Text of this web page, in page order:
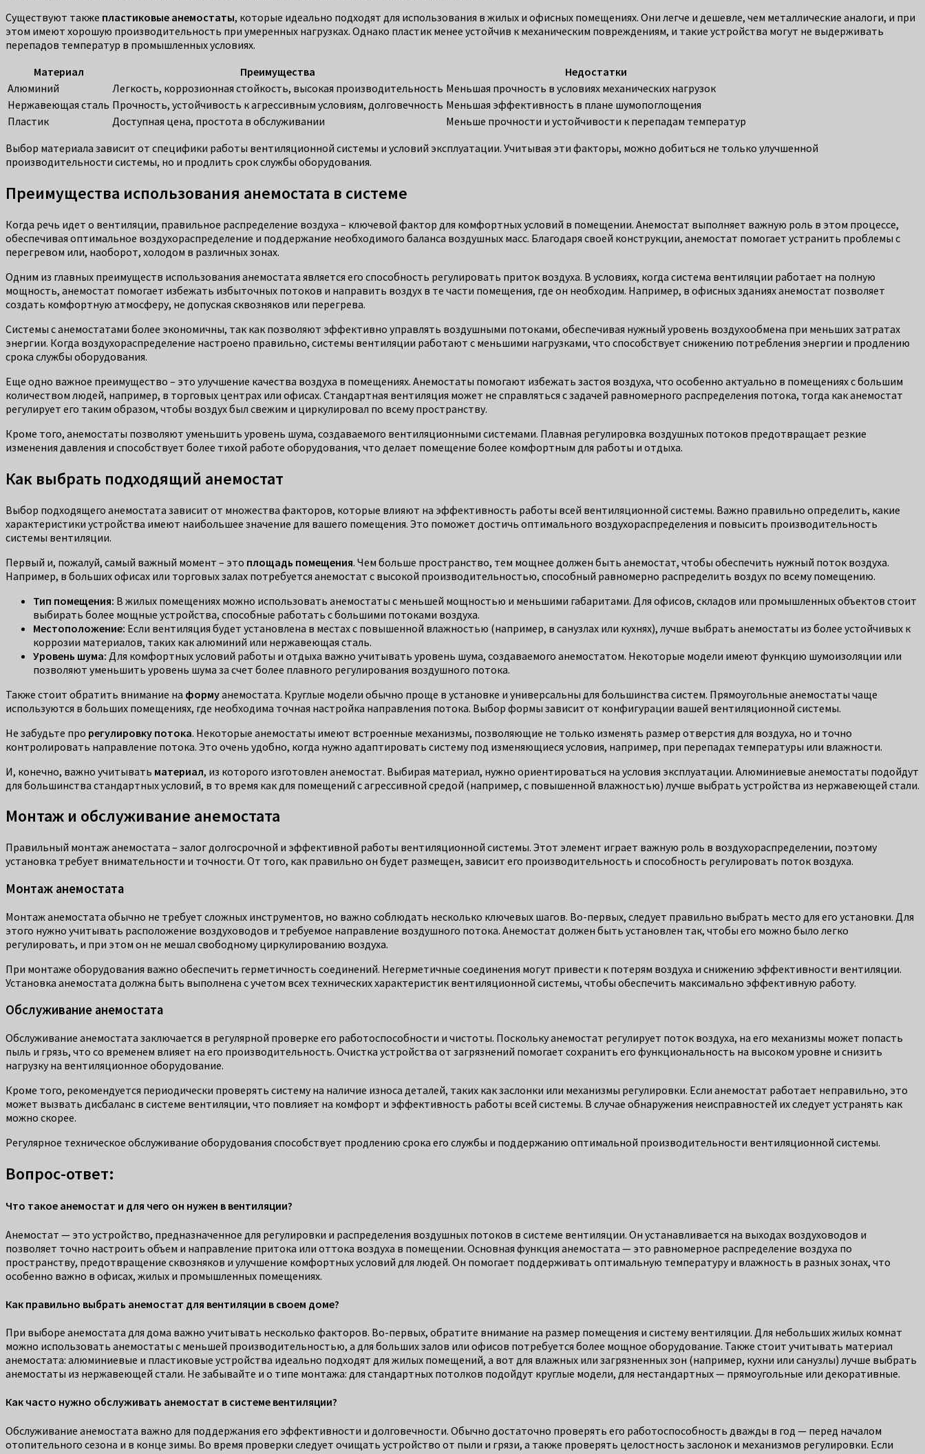
Существуют также пластиковые анемостаты, которые идеально подходят для использования в жилых и офисных помещениях. Они легче и дешевле, чем металлические аналоги, и при
этом имеют хорошую производительность при умеренных нагрузках. Однако пластик менее устойчив к механическим повреждениям, и такие устройства могут не выдерживать
перепадов температур в промышленных условиях.
Материал
Преимущества
Недостатки
Алюминий
Легкость, коррозионная стойкость, высокая производительность Меньшая прочность в условиях механических нагрузок
Нержавеющая сталь Прочность, устойчивость к агрессивным условиям, долговечность Меньшая эффективность в плане шумопоглощения
Пластик
Доступная цена, простота в обслуживании
Меньше прочности и устойчивости к перепадам температур
Выбор материала зависит от специфики работы вентиляционной системы и условий эксплуатации. Учитывая эти факторы, можно добиться не только улучшенной
производительности системы, но и продлить срок службы оборудования.
Преимущества использования анемостата в системе
Когда речь идет о вентиляции, правильное распределение воздуха – ключевой фактор для комфортных условий в помещении. Анемостат выполняет важную роль в этом процессе,
обеспечивая оптимальное воздухораспределение и поддержание необходимого баланса воздушных масс. Благодаря своей конструкции, анемостат помогает устранить проблемы с
перегревом или, наоборот, холодом в различных зонах.
Одним из главных преимуществ использования анемостата является его способность регулировать приток воздуха. В условиях, когда система вентиляции работает на полную
мощность, анемостат помогает избежать избыточных потоков и направить воздух в те части помещения, где он необходим. Например, в офисных зданиях анемостат позволяет
создать комфортную атмосферу, не допуская сквозняков или перегрева.
Системы с анемостатами более экономичны, так как позволяют эффективно управлять воздушными потоками, обеспечивая нужный уровень воздухообмена при меньших затратах
энергии. Когда воздухораспределение настроено правильно, системы вентиляции работают с меньшими нагрузками, что способствует снижению потребления энергии и продлению
срока службы оборудования.
Еще одно важное преимущество – это улучшение качества воздуха в помещениях. Анемостаты помогают избежать застоя воздуха, что особенно актуально в помещениях с большим
количеством людей, например, в торговых центрах или офисах. Стандартная вентиляция может не справляться с задачей равномерного распределения потока, тогда как анемостат
регулирует его таким образом, чтобы воздух был свежим и циркулировал по всему пространству.
Кроме того, анемостаты позволяют уменьшить уровень шума, создаваемого вентиляционными системами. Плавная регулировка воздушных потоков предотвращает резкие
изменения давления и способствует более тихой работе оборудования, что делает помещение более комфортным для работы и отдыха.
Как выбрать подходящий анемостат
Выбор подходящего анемостата зависит от множества факторов, которые влияют на эффективность работы всей вентиляционной системы. Важно правильно определить, какие
характеристики устройства имеют наибольшее значение для вашего помещения. Это поможет достичь оптимального воздухораспределения и повысить производительность
системы вентиляции.
Первый и, пожалуй, самый важный момент – это площадь помещения. Чем больше пространство, тем мощнее должен быть анемостат, чтобы обеспечить нужный поток воздуха.
Например, в больших офисах или торговых залах потребуется анемостат с высокой производительностью, способный равномерно распределить воздух по всему помещению.
Тип помещения: В жилых помещениях можно использовать анемостаты с меньшей мощностью и меньшими габаритами. Для офисов, складов или промышленных объектов стоит
выбирать более мощные устройства, способные работать с большими потоками воздуха.
Местоположение: Если вентиляция будет установлена в местах с повышенной влажностью (например, в санузлах или кухнях), лучше выбрать анемостаты из более устойчивых к
коррозии материалов, таких как алюминий или нержавеющая сталь.
Уровень шума: Для комфортных условий работы и отдыха важно учитывать уровень шума, создаваемого анемостатом. Некоторые модели имеют функцию шумоизоляции или
позволяют уменьшить уровень шума за счет более плавного регулирования воздушного потока.
Также стоит обратить внимание на формуанемостата. Круглые модели обычно проще в установке и универсальны для большинства систем. Прямоугольные анемостаты чаще
используются в больших помещениях, где необходима точная настройка направления потока. Выбор формы зависит от конфигурации вашей вентиляционной системы.
Не забудьте про регулировку потока. Некоторые анемостаты имеют встроенные механизмы, позволяющие не только изменять размер отверстия для воздуха, но и точно
контролировать направление потока. Это очень удобно, когда нужно адаптировать систему под изменяющиеся условия, например, при перепадах температуры или влажности.
И, конечно, важно учитывать материал, из которого изготовлен анемостат. Выбирая материал, нужно ориентироваться на условия эксплуатации. Алюминиевые анемостаты подойдут
для большинства стандартных условий, в то время как для помещений с агрессивной средой (например, с повышенной влажностью) лучше выбрать устройства из нержавеющей стали.
Монтаж и обслуживание анемостата
Правильный монтаж анемостата – залог долгосрочной и эффективной работы вентиляционной системы. Этот элемент играет важную роль в воздухораспределении, поэтому
установка требует внимательности и точности. От того, как правильно он будет размещен, зависит его производительность и способность регулировать поток воздуха.
Монтаж анемостата
Монтаж анемостата обычно не требует сложных инструментов, но важно соблюдать несколько ключевых шагов. Во-первых, следует правильно выбрать место для его установки. Для
этого нужно учитывать расположение воздуховодов и требуемое направление воздушного потока. Анемостат должен быть установлен так, чтобы его можно было легко
регулировать, и при этом он не мешал свободному циркулированию воздуха.
При монтаже оборудования важно обеспечить герметичность соединений. Негерметичные соединения могут привести к потерям воздуха и снижению эффективности вентиляции.
Установка анемостата должна быть выполнена с учетом всех технических характеристик вентиляционной системы, чтобы обеспечить максимально эффективную работу.
Обслуживание анемостата
Обслуживание анемостата заключается в регулярной проверке его работоспособности и чистоты. Поскольку анемостат регулирует поток воздуха, на его механизмы может попасть
пыль и грязь, что со временем влияет на его производительность. Очистка устройства от загрязнений помогает сохранить его функциональность на высоком уровне и снизить
нагрузку на вентиляционное оборудование.
Кроме того, рекомендуется периодически проверять систему на наличие износа деталей, таких как заслонки или механизмы регулировки. Если анемостат работает неправильно, это
может вызвать дисбаланс в системе вентиляции, что повлияет на комфорт и эффективность работы всей системы. В случае обнаружения неисправностей их следует устранять как
можно скорее.
Регулярное техническое обслуживание оборудования способствует продлению срока его службы и поддержанию оптимальной производительности вентиляционной системы.
Вопрос-ответ:
Что такое анемостат и для чего он нужен в вентиляции?
Анемостат — это устройство, предназначенное для регулировки и распределения воздушных потоков в системе вентиляции. Он устанавливается на выходах воздуховодов и
позволяет точно настроить объем и направление притока или оттока воздуха в помещении. Основная функция анемостата — это равномерное распределение воздуха по
пространству, предотвращение сквозняков и улучшение комфортных условий для людей. Он помогает поддерживать оптимальную температуру и влажность в разных зонах, что
особенно важно в офисах, жилых и промышленных помещениях.
Как правильно выбрать анемостат для вентиляции в своем доме?
При выборе анемостата для дома важно учитывать несколько факторов. Во-первых, обратите внимание на размер помещения и систему вентиляции. Для небольших жилых комнат
можно использовать анемостаты с меньшей производительностью, а для больших залов или офисов потребуется более мощное оборудование. Также стоит учитывать материал
анемостата: алюминиевые и пластиковые устройства идеально подходят для жилых помещений, а вот для влажных или загрязненных зон (например, кухни или санузлы) лучше выбрать
анемостаты из нержавеющей стали. Не забывайте и о типе монтажа: для стандартных потолков подойдут круглые модели, для нестандартных — прямоугольные или декоративные.
Как часто нужно обслуживать анемостат в системе вентиляции?
Обслуживание анемостата важно для поддержания его эффективности и долговечности. Обычно достаточно проверять его работоспособность дважды в год — перед началом
отопительного сезона и в конце зимы. Во время проверки следует очищать устройство от пыли и грязи, а также проверять целостность заслонок и механизмов регулировки. Если